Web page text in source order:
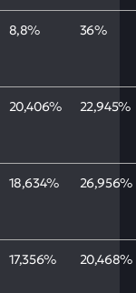
8,8% 36%
20,406% 22,945%
18,634% 26,956%
17,356% 20,468%